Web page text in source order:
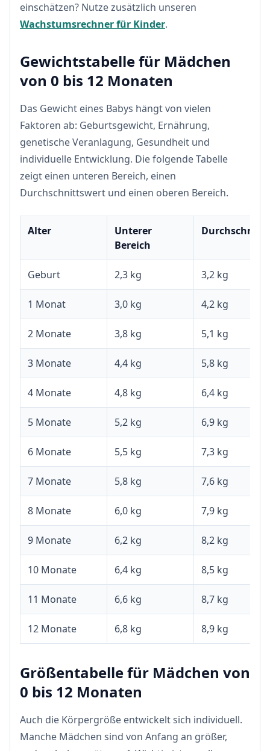
einschätzen? Nutze zusätzlich unseren
Wachstumsrechner für Kinder.
Gewichtstabelle für Mädchen
von 0 bis 12 Monaten
Das Gewicht eines Babys hängt von vielen
Faktoren ab: Geburtsgewicht, Ernährung,
genetische Veranlagung, Gesundheit und
individuelle Entwicklung. Die folgende Tabelle
zeigt einen unteren Bereich, einen
Durchschnittswert und einen oberen Bereich.
Alter
Unterer
Bereich
Durchschnitt
Geburt 2,3 kg 3,2 kg
1 Monat 3,0 kg 4,2 kg
2 Monate 3,8 kg 5,1 kg
3 Monate 4,4 kg 5,8 kg
4 Monate 4,8 kg 6,4 kg
5 Monate 5,2 kg 6,9 kg
6 Monate 5,5 kg 7,3 kg
7 Monate 5,8 kg 7,6 kg
8 Monate 6,0 kg 7,9 kg
9 Monate 6,2 kg 8,2 kg
10 Monate 6,4 kg 8,5 kg
11 Monate 6,6 kg 8,7 kg
12 Monate 6,8 kg 8,9 kg
Größentabelle für Mädchen von
0 bis 12 Monaten
Auch die Körpergröße entwickelt sich individuell.
Manche Mädchen sind von Anfang an größer,